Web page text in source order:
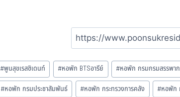
#พูนสุขเรสซิเดนท์ #หอพัก BTSอารีย์ #หอพัก กรมกรมสรรพา
#หอพัก กรมประชาสัมพันธ์ #หอพัก กระทรวงการคลัง #หอพัก